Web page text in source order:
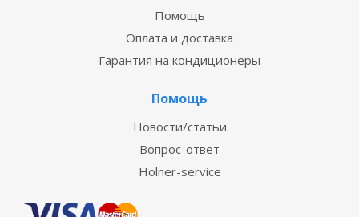
Помощь
Оплата и доставка
Гарантия на кондиционеры
Помощь
Новости/статьи
Вопрос-ответ
Holner-service